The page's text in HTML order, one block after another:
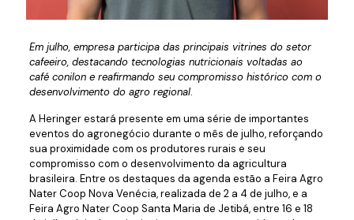
Em julho, empresa participa das principais vitrines do setor
cafeeiro, destacando tecnologias nutricionais voltadas ao
café conilon e reafirmando seu compromisso histórico com o
desenvolvimento do agro regional.
A Heringer estará presente em uma série de importantes
eventos do agronegócio durante o mês de julho, reforçando
sua proximidade com os produtores rurais e seu
compromisso com o desenvolvimento da agricultura
brasileira. Entre os destaques da agenda estão a Feira Agro
Nater Coop Nova Venécia, realizada de 2 a 4 de julho, e a
Feira Agro Nater Coop Santa Maria de Jetibá, entre 16 e 18